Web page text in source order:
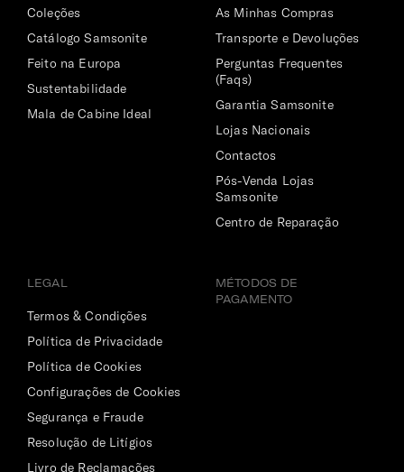
Coleções
Catálogo Samsonite
Feito na Europa
Sustentabilidade
Mala de Cabine Ideal
As Minhas Compras
Transporte e Devoluções
Perguntas Frequentes
(Faqs)
Garantia Samsonite
Lojas Nacionais
Contactos
Pós-Venda Lojas
Samsonite
Centro de Reparação
LEGAL
Termos & Condições
Política de Privacidade
Política de Cookies
Configurações de Cookies
Segurança e Fraude
Resolução de Litígios
Livro de Reclamações
MÉTODOS DE
PAGAMENTO